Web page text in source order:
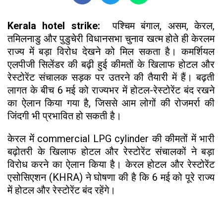
Kerala hotel strike:पश्चिम बंगाल, असम, केरल,
तमिलनाडु और पुडुचेरी विधानसभा चुनाव खत्म होते ही केरलम
राज्य में बड़ा विरोध देखने को मिल सकता है। कमर्शियल
एलपीजी सिलेंडर की बढ़ी हुई कीमतों के खिलाफ होटल और
रेस्टोरेंट संचालक सड़क पर उतरने की तैयारी में हैं। बढ़ती
लागत के बीच 6 मई को राज्यभर में होटल-रेस्टोरेंट बंद रखने
का ऐलान किया गया है, जिससे आम लोगों की रोजमर्रा की
जिंदगी भी प्रभावित हो सकती है।
केरल में commercial LPG cylinder की कीमतों में भारी
बढ़ोतरी के खिलाफ होटल और रेस्टोरेंट संचालकों ने बड़ा
विरोध करने का ऐलान किया है। केरल होटल और रेस्टोरेंट
एसोसिएशन (KHRA) ने घोषणा की है कि 6 मई को पूरे राज्य
में होटल और रेस्टोरेंट बंद रहेंगे।